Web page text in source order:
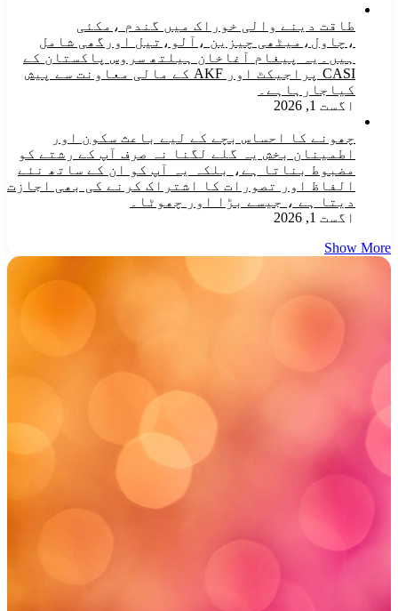
طاقت دینے والی خوراک میں گندم ،مکئی
،چاول،میٹھی چیزین ،آلو،تیل اورگھی شامل
ہیں۔یہ پیغام آغاخان ہیلتھ سروس پاکستان کے
CASI پراجیکٹ اور AKF کے مالی معاونت سے پیش
کیاجارہاہے۔
اگست 1, 2026
چھونے کا احساس بچے کے لیے باعث سکون اور
اطمینان بخش یہ گلے لگنا نہ صرف آپ کے رشتے کو
مضبوط بناتا ہے، بلکہ یہ آپ کو ان کے ساتھ نئے
الفاظ اور تصورات کا اشتراک کرنے کی بھی اجازت
دیتا ہے ، جیسے بڑا اور چھوٹا۔
اگست 1, 2026
Show More